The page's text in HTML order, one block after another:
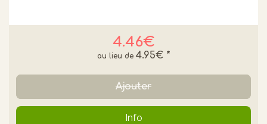
4.46€
4.95€ *
Ajouter
Info